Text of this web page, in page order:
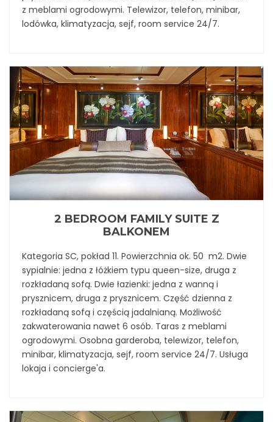
z meblami ogrodowymi. Telewizor, telefon, minibar,
lodówka, klimatyzacja, sejf, room service 24/7.
2 BEDROOM FAMILY SUITE Z
BALKONEM
Kategoria SC, pokład 11. Powierzchnia ok. 50 m2. Dwie
sypialnie: jedna z łóżkiem typu queen-size, druga z
rozkładaną sofą. Dwie łazienki: jedna z wanną i
prysznicem, druga z prysznicem. Część dzienna z
rozkładaną sofą i częścią jadalnianą. Możliwość
zakwaterowania nawet 6 osób. Taras z meblami
ogrodowymi. Osobna garderoba, telewizor, telefon,
minibar, klimatyzacja, sejf, room service 24/7. Usługa
lokaja i concierge'a.